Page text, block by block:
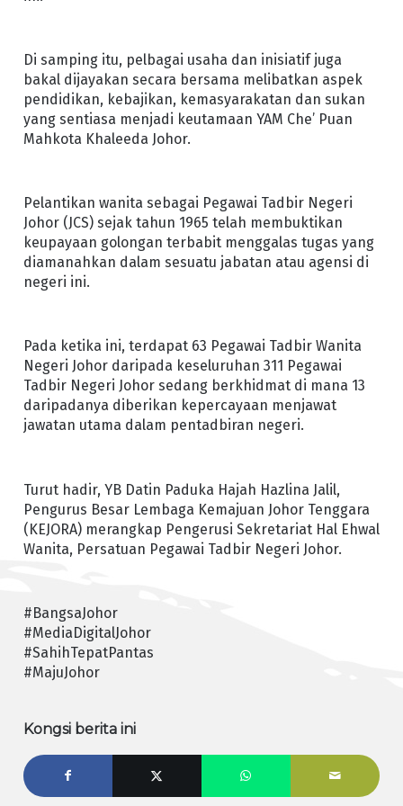
Di samping itu, pelbagai usaha dan inisiatif juga
bakal dijayakan secara bersama melibatkan aspek
pendidikan, kebajikan, kemasyarakatan dan sukan
yang sentiasa menjadi keutamaan YAM Che’ Puan
Mahkota Khaleeda Johor.
Pelantikan wanita sebagai Pegawai Tadbir Negeri
Johor (JCS) sejak tahun 1965 telah membuktikan
keupayaan golongan terbabit menggalas tugas yang
diamanahkan dalam sesuatu jabatan atau agensi di
negeri ini.
Pada ketika ini, terdapat 63 Pegawai Tadbir Wanita
Negeri Johor daripada keseluruhan 311 Pegawai
Tadbir Negeri Johor sedang berkhidmat di mana 13
daripadanya diberikan kepercayaan menjawat
jawatan utama dalam pentadbiran negeri.
Turut hadir, YB Datin Paduka Hajah Hazlina Jalil,
Pengurus Besar Lembaga Kemajuan Johor Tenggara
(KEJORA) merangkap Pengerusi Sekretariat Hal Ehwal
Wanita, Persatuan Pegawai Tadbir Negeri Johor.
#BangsaJohor
#MediaDigitalJohor
#SahihTepatPantas
#MajuJohor
Kongsi berita ini